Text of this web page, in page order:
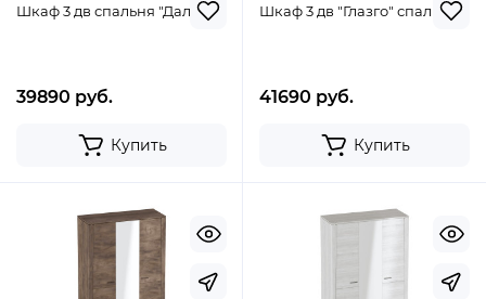
Шкаф 3 дв спальня "Даллас"
39890 руб.
Купить
Шкаф 3 дв "Глазго" спальня
41690 руб.
Купить